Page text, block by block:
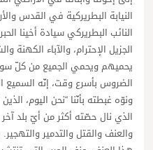
النيابة البطريركية في القدس
النائب البطريركي سيادة أخينا
الجزيل الإحترام، والآباء الكهنة
يحميهم ويحمي الجميع من كلّ
الضروس بأسرع وقت، إنّه السميع
ونوّه غبطته بأنّنا “نحن اليوم،
الذي نال حصّته أكثر من أيّ بلد
والعنف والقتل والتدمير